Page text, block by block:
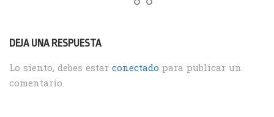
DEJA UNA RESPUESTA
Lo siento, debes estar conectado para publicar un
comentario.